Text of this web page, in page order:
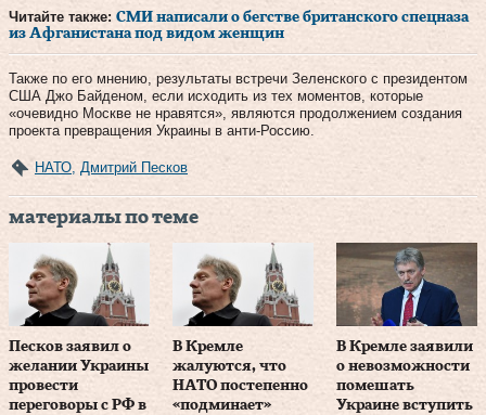
Читайте также: СМИ написали о бегстве британского спецназа
из Афганистана под видом женщин
Также по его мнению, результаты встречи Зеленского с президентом
США Джо Байденом, если исходить из тех моментов, которые
«очевидно Москве не нравятся», являются продолжением создания
проекта превращения Украины в анти-Россию.
НАТО Дмитрий Песков
материалы по теме
Песков заявил о
желании Украины
провести
переговоры с РФ в
В Кремле
жалуются, что
НАТО постепенно
«подминает»
В Кремле заявили
о невозможности
помешать
Украине вступить